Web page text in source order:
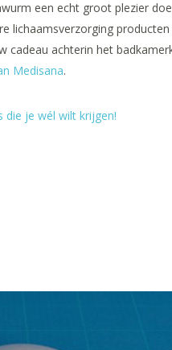
een echt groot plezier
lichaamsverzorging
cadeau achterin het
Medisana.
die je wél wilt krijgen!